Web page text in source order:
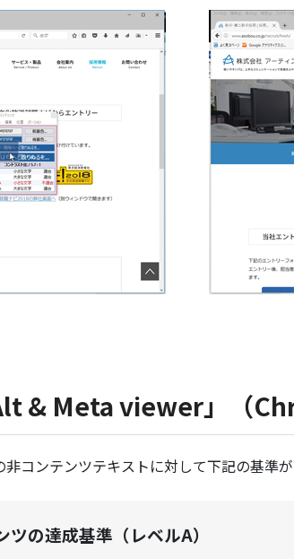
& Meta viewer」（
コンテンツテキストに対して下記の基準が
の達成基準（レベルA）